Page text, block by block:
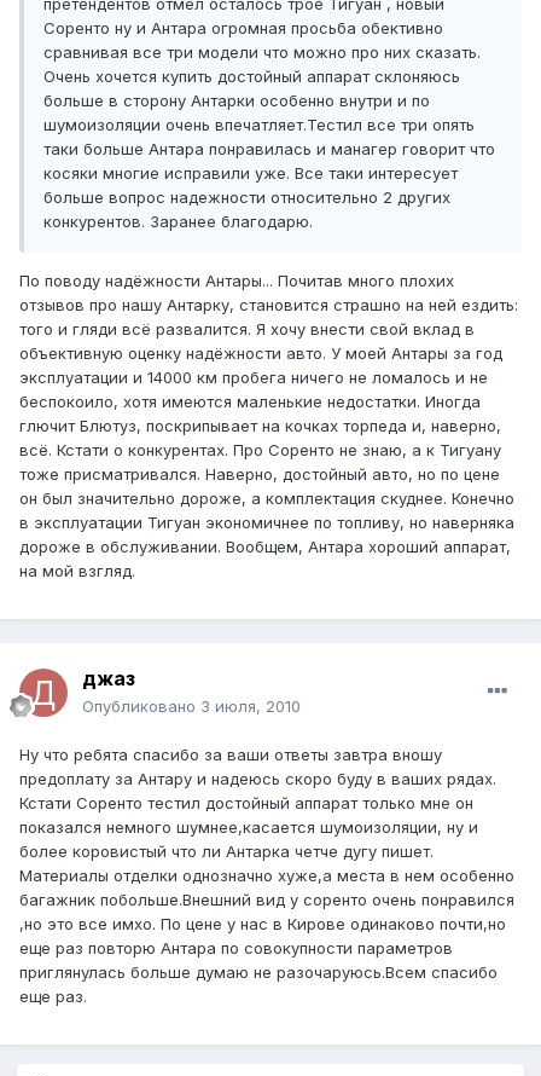
претендентов отмел осталось трое Тигуан , новый
Соренто ну и Антара огромная просьба обективно
сравнивая все три модели что можно про них сказать.
Очень хочется купить достойный аппарат склоняюсь
больше в сторону Антарки особенно внутри и по
шумоизоляции очень впечатляет.Тестил все три опять
таки больше Антара понравилась и манагер говорит что
косяки многие исправили уже. Все таки интересует
больше вопрос надежности относительно 2 других
конкурентов. Заранее благодарю.
По поводу надёжности Антары... Почитав много плохих
отзывов про нашу Антарку, становится страшно на ней ездить:
того и гляди всё развалится. Я хочу внести свой вклад в
объективную оценку надёжности авто. У моей Антары за год
эксплуатации и 14000 км пробега ничего не ломалось и не
беспокоило, хотя имеются маленькие недостатки. Иногда
глючит Блютуз, поскрипывает на кочках торпеда и, наверно,
всё. Кстати о конкурентах. Про Соренто не знаю, а к Тигуану
тоже присматривался. Наверно, достойный авто, но по цене
он был значительно дороже, а комплектация скуднее. Конечно
в эксплуатации Тигуан экономичнее по топливу, но наверняка
дороже в обслуживании. Вообщем, Антара хороший аппарат,
на мой взгляд.
джаз
Опубликовано 3 июля, 2010
Ну что ребята спасибо за ваши ответы завтра вношу
предоплату за Антару и надеюсь скоро буду в ваших рядах.
Кстати Соренто тестил достойный аппарат только мне он
показался немного шумнее,касается шумоизоляции, ну и
более коровистый что ли Антарка четче дугу пишет.
Материалы отделки однозначно хуже,а места в нем особенно
багажник побольше.Внешний вид у соренто очень понравился
,но это все имхо. По цене у нас в Кирове одинаково почти,но
еще раз повторю Антара по совокупности параметров
приглянулась больше думаю не разочаруюсь.Всем спасибо
еще раз.